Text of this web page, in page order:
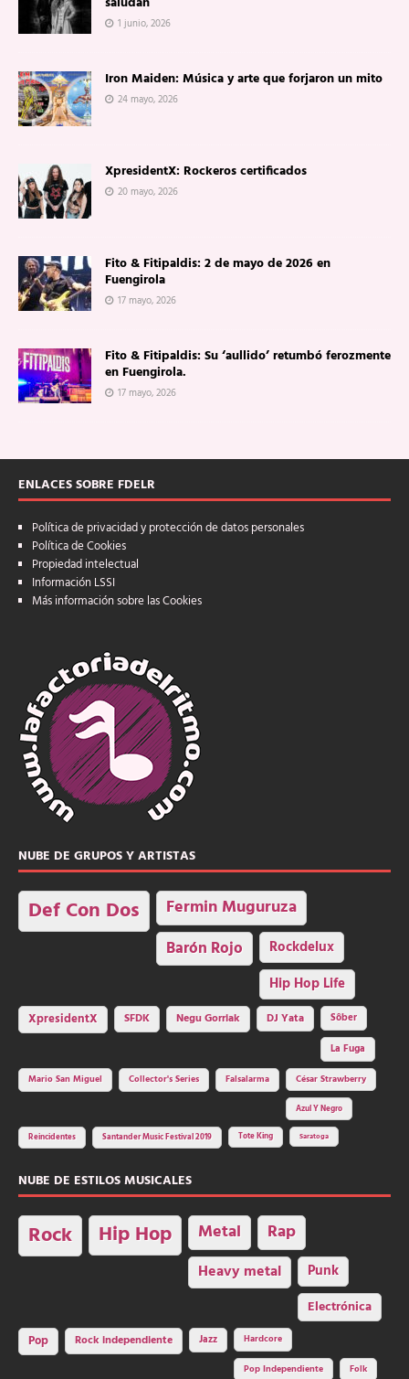
1 junio, 2026
Iron Maiden: Música y arte que forjaron un mito
24 mayo, 2026
XpresidentX: Rockeros certificados
20 mayo, 2026
Fito & Fitipaldis: 2 de mayo de 2026 en
Fuengirola
17 mayo, 2026
Fito & Fitipaldis: Su ‘aullido’ retumbó ferozmente
en Fuengirola.
17 mayo, 2026
ENLACES SOBRE FDELR
Política de privacidad y protección de datos personales
Política de Cookies
Propiedad intelectual
Información LSSI
Más información sobre las Cookies
NUBE DE GRUPOS Y ARTISTAS
Def Con Dos Fermin Muguruza
Barón Rojo Rockdelux
Hip Hop Life
XpresidentX SFDK Negu Gorriak DJ Yata
Sôber
La Fuga
Mario San Miguel
Collector's Series Falsalarma César Strawberry
Azul Y Negro
Reincidentes Santander Music Festival 2019 Tote King Saratoga
NUBE DE ESTILOS MUSICALES
Rock Hip Hop Metal Rap
Heavy metal Punk
Electrónica
Pop Rock independiente Jazz Hardcore
Pop Independiente Folk